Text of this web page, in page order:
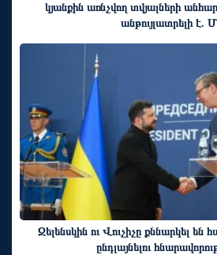
կյանքին առնչվող տվյալների
անթույլատրելի է.
Զելենսկին ու Վուչիչը քննարկել են
ընդլայնելու